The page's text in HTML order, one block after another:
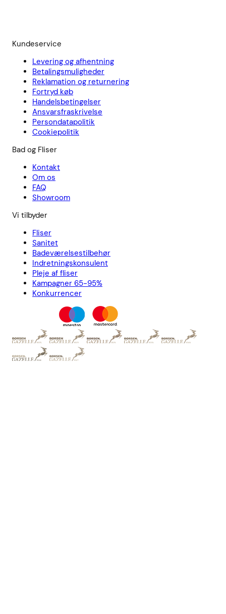
Kundeservice
Levering og afhentning
Betalingsmuligheder
Reklamation og returnering
Fortryd køb
Handelsbetingelser
Ansvarsfraskrivelse
Persondatapolitik
Cookiepolitik
Bad og Fliser
Kontakt
Om os
FAQ
Showroom
Vi tilbyder
Fliser
Sanitet
Badeværelsestilbehør
Indretningskonsulent
Pleje af fliser
Kampagner 65-95%
Konkurrencer